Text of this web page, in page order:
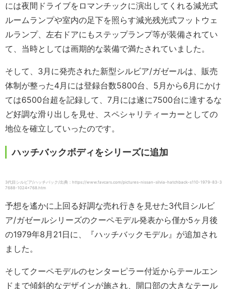
には夜間ドライブをロマンチックに演出してくれる減光式
ルームランプや室内の足下を照らす減光残光式フットウェ
ルランプ、左右ドアにもステップランプ等が装備されてい
て、当時としては画期的な装備で満たされていました。
そして、3月に発売された新型シルビア/ガゼールは、販売
体制が整った4月には登録台数5800台、5月から6月にかけ
ては6500台超を記録して、7月には遂に7500台に達するな
ど好調な滑り出しを見せ、スペシャリティーカーとしての
地位を確立していったのです。
ハッチバックボディをシリーズに追加
3代目シルビア/ハッチバック/出典：https://www.favcars.com/pictures-nissan-silvia-hatchback-s110-1979-83-3
7688-1024×768.htm
予想を遙かに上回る好調な売れ行きを見せた3代目シルビ
ア/ガゼールシリーズのクーペモデル発表から僅か5ヶ月後
の1979年8月21日に、『ハッチバックモデル』が追加され
ました。
そしてクーペモデルのセンターピラー付近からテールエン
ドまで傾斜的なデザインが施され、開口部の大きなテール